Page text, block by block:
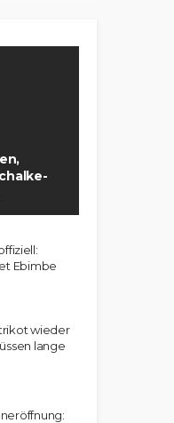
Ebimbe
wieder
lange